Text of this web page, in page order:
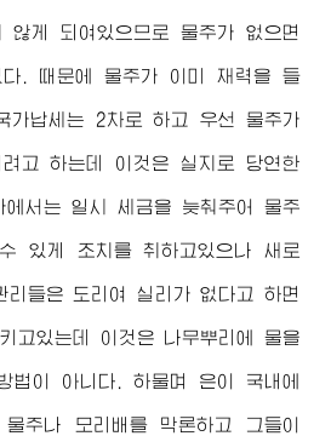
않게 되여있으므로 물주가 없으면
다. 때문에 물주가 이미 재력을 들
가납세는 2차로 하고 우선 물주가
고 하는데 이것은 실지로 당연한
에서는 일시 세금을 늦춰주어 물주
있게 조치를 취하고있으나 새로
들은 도리여 실리가 없다고 하면
고있는데 이것은 나무뿌리에 물을
법이 아니다. 하물며 은이 국내에
주나 모리배를 막론하고 그들이